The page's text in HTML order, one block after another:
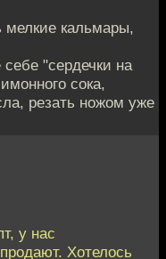
мелкие кальмары,
"сердечки на
сока,
резать ножом уже
у нас
Хотелось